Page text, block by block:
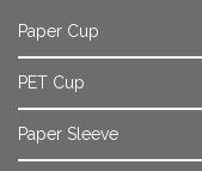
Paper Cup
PET Cup
Paper Sleeve